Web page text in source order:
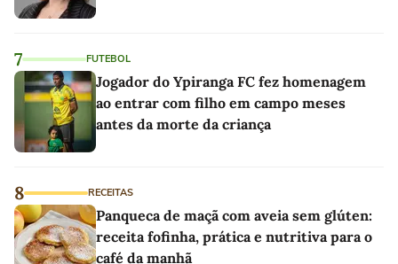
7 FUTEBOL
Jogador do Ypiranga FC fez homenagem
ao entrar com filho em campo meses
antes da morte da criança
8 RECEITAS
Panqueca de maçã com aveia sem glúten:
receita fofinha, prática e nutritiva para o
café da manhã